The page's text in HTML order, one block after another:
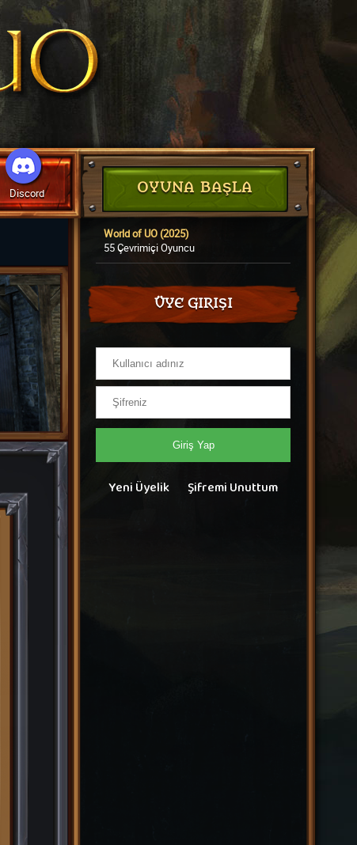
Discord OYUNA BAŞLA
World of UO (2025)
55 Çevrimiçi Oyuncu
ÜYE GIRIŞI
Giriş Yap
Yeni Üyelik Şifremi Unuttum